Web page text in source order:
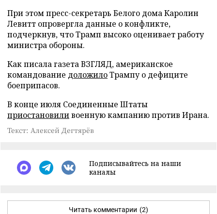
При этом пресс-секретарь Белого дома Каролин
Левитт опровергла данные о конфликте,
подчеркнув, что Трамп высоко оценивает работу
министра обороны.
Как писала газета ВЗГЛЯД, американское
командование доложилоТрампу о дефиците
боеприпасов.
В конце июля Соединенные Штаты
приостановиливоенную кампанию против Ирана.
Текст: Алексей Дегтярёв
Подписывайтесь на наши
каналы
Читать комментарии (2)